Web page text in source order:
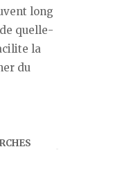
long
quelle-
la
du